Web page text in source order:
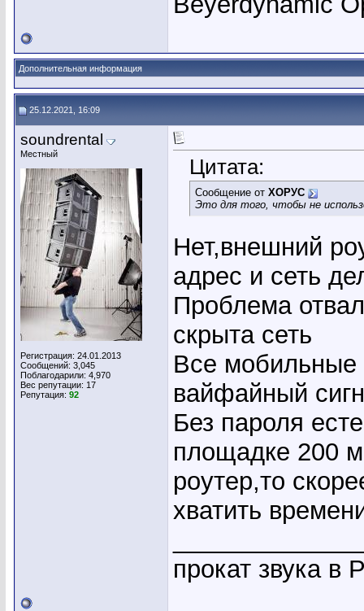
Дополнительная информация
25.12.2021, 16:09
soundrental
Местный
Регистрация: 24.01.2013
Сообщений: 3,045
Поблагодарили: 4,970
Вес репутации: 17
Репутация: 92
Цитата:
Сообщение от ХОРУС
Это для того, чтобы не
Нет,внешний
адрес и сеть
Проблема
скрыта сеть
Все мобильные
вайфайный
Без пароля
площадке 200
роутер,то
хватить
прокат звука в